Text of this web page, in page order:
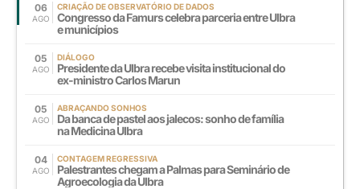
06
AGO
CRIAÇÃO DE OBSERVATÓRIO DE DADOS
Congresso da Famurs celebra parceria entre Ulbra
e municípios
05
AGO
DIÁLOGO
Presidente da Ulbra recebe visita institucional do
ex-ministro Carlos Marun
05
AGO
ABRAÇANDO SONHOS
Da banca de pastel aos jalecos: sonho de família
na Medicina Ulbra
04
AGO
CONTAGEM REGRESSIVA
Palestrantes chegam a Palmas para Seminário de
Agroecologia da Ulbra